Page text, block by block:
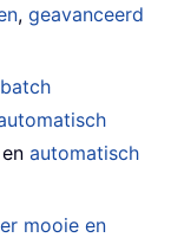
,geavanceerd
batch
enautomatisch
mooie en